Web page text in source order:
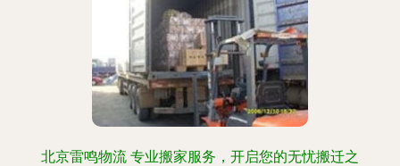
北京雷鸣物流 专业搬家服务，开启您的无忧搬迁之